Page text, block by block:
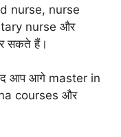
nurse, nurse
nurse और
सकते हैं।
आप आगे master in
courses और